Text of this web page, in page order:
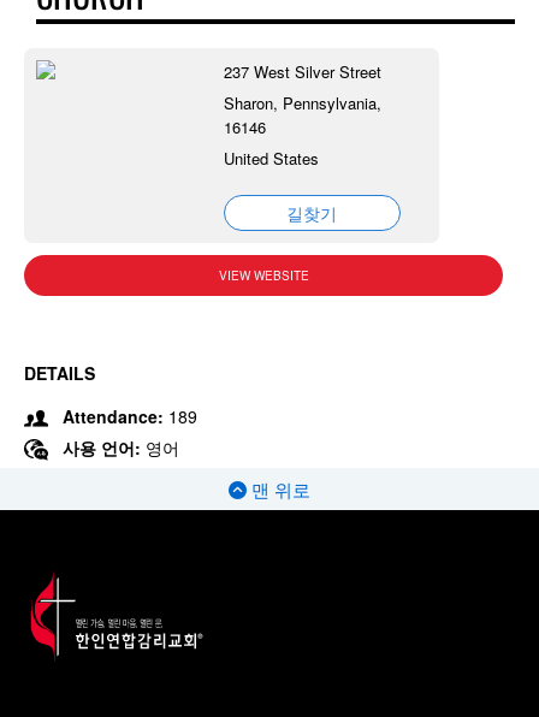
237 West Silver Street
Sharon, Pennsylvania,
16146
United States
길찾기
VIEW WEBSITE
DETAILS
Attendance: 189
사용 언어: 영어
맨 위로